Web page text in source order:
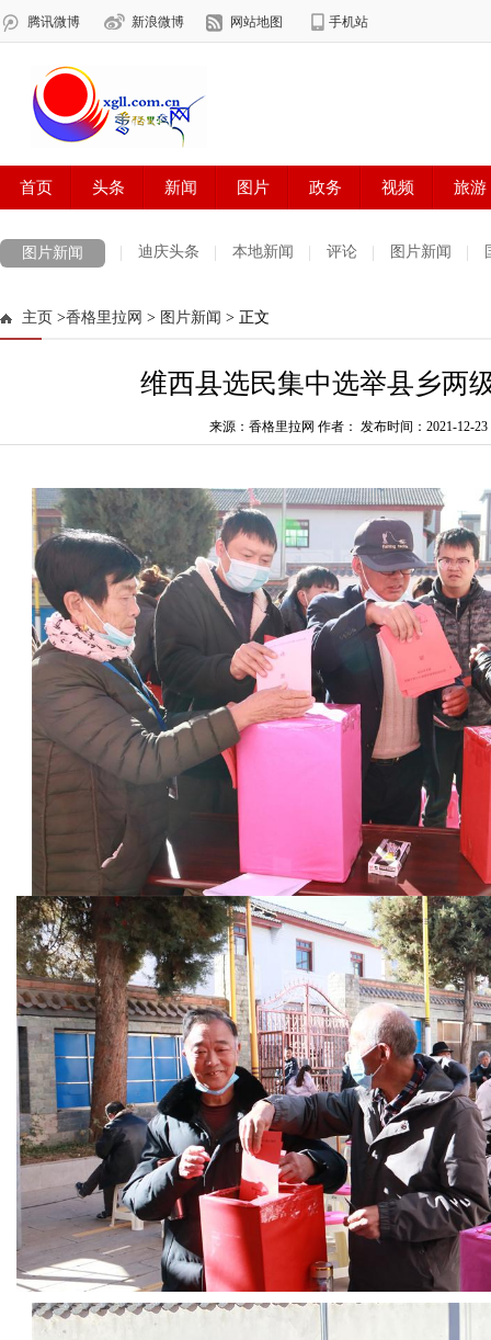
图片新闻 迪庆头条 本地新闻 评论 图片新闻
主页 >香格里拉网 > 图片新闻 > 正文
维西县选民集中选举县乡两
来源：香格里拉网 作者： 发布时间：2021-12-23